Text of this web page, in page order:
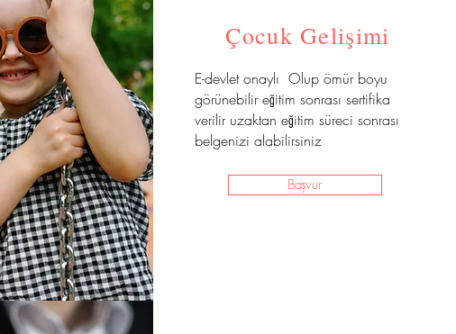
Çocuk Gelişimi
E-devlet onaylı Olup ömür boyu
görünebilir eğitim sonrası sertifika
verilir uzaktan eğitim süreci sonrası
belgenizi alabilirsiniz
Başvur